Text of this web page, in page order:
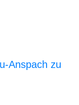
Anspach zu